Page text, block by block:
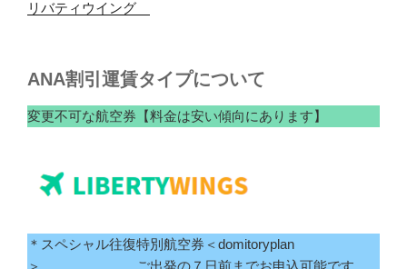
リバティウイング
ANA割引運賃タイプについて
変更不可な航空券【料金は安い傾向にあります】
＊スペシャル往復特別航空券＜domitoryplan